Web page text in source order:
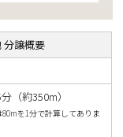
分譲概要
（約350m）
を1分で計算してありま